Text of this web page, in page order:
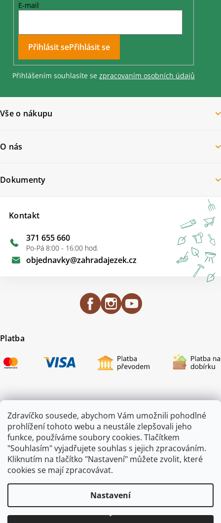
Zdravíčko sousede, abychom Vám umožnili pohodlné
prohlížení tohoto webu a neustále zlepšovali jeho
funkce, používáme soubory cookies. Tlačítkem
"Souhlasím" vyjadřujete souhlas s jejich zpracováním.
Kliknutím na tlačítko "Nastavení" můžete zvolit, které
cookies se mají zpracovávat.
Nastavení
E-mail
Přihlásit se
Přihlášením souhlasíte se zpracovaním osobních údajů
Vše o nákupu
O nás
Kontakt
objednavky@zahradajezek.cz
371 655 660
Po-Pá 8:00 - 16:00 hod.
Dokumenty
Platba
Certifikace
Copyright 2026ZAHRADA JEŽEK. Všechna práva vyhrazena.